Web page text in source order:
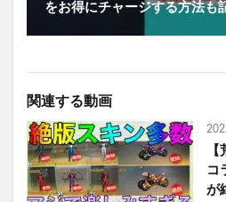
をお得にチャージする方法も
関連する動画
コ
が